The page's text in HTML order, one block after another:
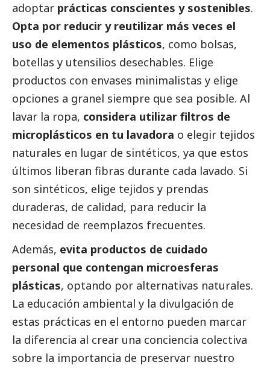
adoptar prácticas conscientes y sostenibles.
Opta por reducir y reutilizar más veces el
uso de elementos plásticos, como bolsas,
botellas y utensilios desechables. Elige
productos con envases minimalistas y elige
opciones a granel siempre que sea posible. Al
lavar la ropa, considera utilizar filtros de
microplásticos en tu lavadora o elegir tejidos
naturales en lugar de sintéticos, ya que estos
últimos liberan fibras durante cada lavado. Si
son sintéticos, elige tejidos y prendas
duraderas, de calidad, para reducir la
necesidad de reemplazos frecuentes.
Además, evita productos de cuidado
personal que contengan microesferas
plásticas, optando por alternativas naturales.
La educación ambiental y la divulgación de
estas prácticas en el entorno pueden marcar
la diferencia al crear una conciencia colectiva
sobre la importancia de preservar nuestro